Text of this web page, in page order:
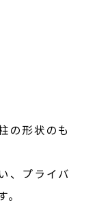
の形状のも
、プライバ